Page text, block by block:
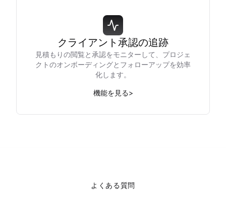
クライアント承認の追跡
見積もりの閲覧と承認をモニターして、プロジェ
クトのオンボーディングとフォローアップを効率
化します。
機能を見る>
よくある質問